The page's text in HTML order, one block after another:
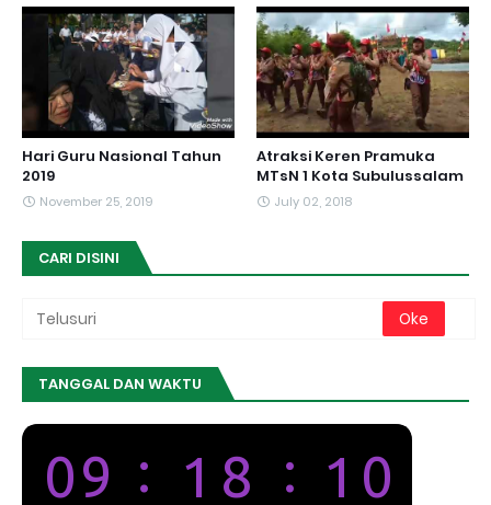
Hari Guru Nasional Tahun
2019
November 25, 2019
Atraksi Keren Pramuka
MTsN 1 Kota Subulussalam
July 02, 2018
CARI DISINI
TANGGAL DAN WAKTU